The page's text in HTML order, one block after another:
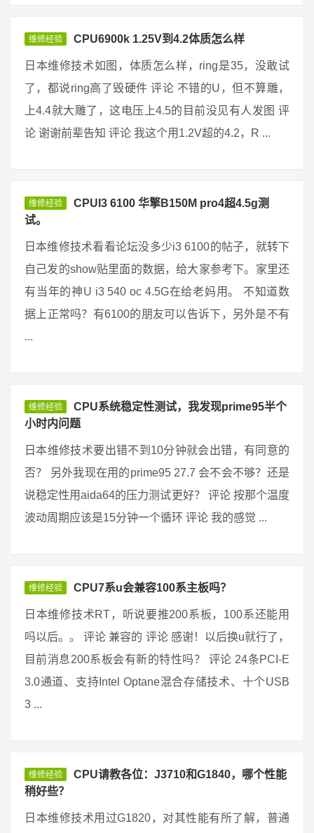
维修经验 CPU6900k 1.25V到4.2体质怎么样
日本维修技术如图，体质怎么样，ring是35，没敢试
了，都说ring高了毁硬件 评论 不错的U，但不算雕，
上4.4就大雕了，这电压上4.5的目前没见有人发图 评
论 谢谢前辈告知 评论 我这个用1.2V超的4.2，R ...
维修经验
CPUI3 6100 华擎B150M pro4超4.5g测
试。
日本维修技术看看论坛没多少i3 6100的帖子，就转下
自己发的show贴里面的数据，给大家参考下。家里还
有当年的神U i3 540 oc 4.5G在给老妈用。 不知道数
据上正常吗？有6100的朋友可以告诉下，另外是不有
...
维修经验
CPU系统稳定性测试，我发现prime95半个
小时内问题
日本维修技术要出错不到10分钟就会出错，有同意的
否？ 另外我现在用的prime95 27.7 会不会不够？还是
说稳定性用aida64的压力测试更好？ 评论 按那个温度
波动周期应该是15分钟一个循环 评论 我的感觉 ...
维修经验 CPU7系u会兼容100系主板吗？
日本维修技术RT，听说要推200系板，100系还能用
吗以后。。 评论 兼容的 评论 感谢！以后换u就行了，
目前消息200系板会有新的特性吗？ 评论 24条PCI-E
3.0通道、支持Intel Optane混合存储技术、十个USB
3 ...
维修经验
CPU请教各位：J3710和G1840，哪个性能
稍好些？
日本维修技术用过G1820，对其性能有所了解，普通